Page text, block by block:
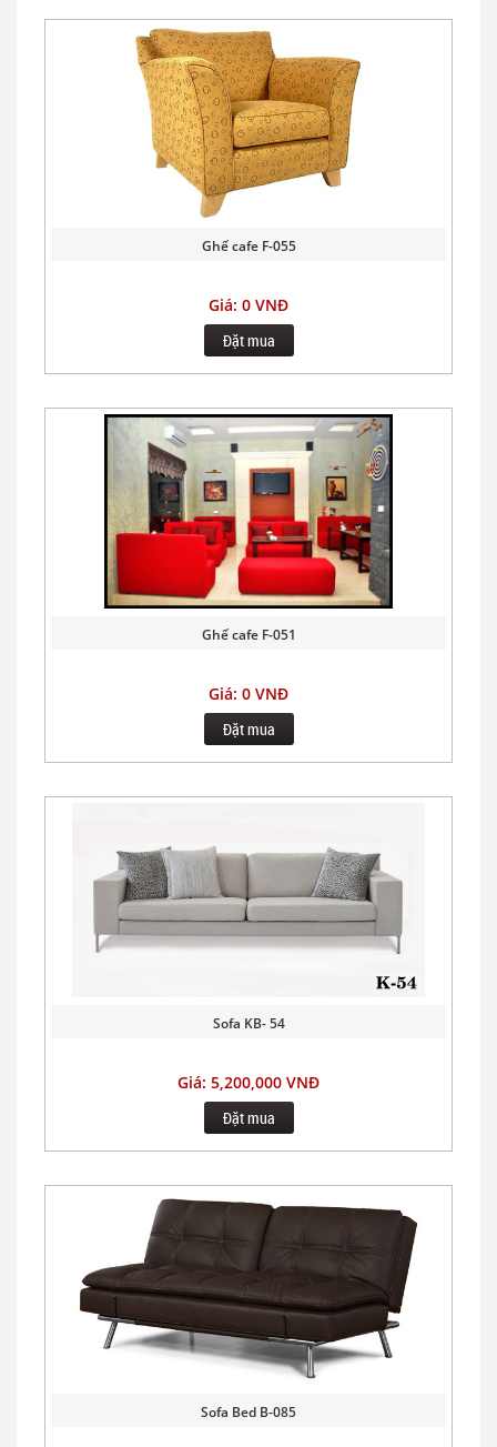
Ghế cafe F-055
Giá: 0 VNĐ
Đặt mua
Ghế cafe F-051
Giá: 0 VNĐ
Đặt mua
Sofa KB- 54
Giá: 5,200,000 VNĐ
Đặt mua
Sofa Bed B-085